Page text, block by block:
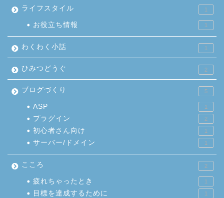
ライフスタイル 1
お役立ち情報 1
わくわく小話 1
ひみつどうぐ 2
ブログづくり 5
ASP 1
プラグイン 2
初心者さん向け 1
サーバー/ドメイン 1
こころ 2
疲れちゃったとき 1
目標を達成するために 1